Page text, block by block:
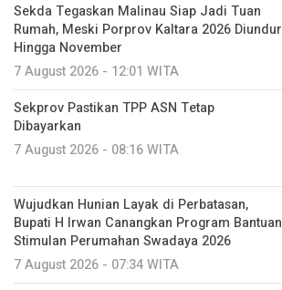
Sekda Tegaskan Malinau Siap Jadi Tuan
Rumah, Meski Porprov Kaltara 2026 Diundur
Hingga November
7 August 2026 - 12:01 WITA
Sekprov Pastikan TPP ASN Tetap
Dibayarkan
7 August 2026 - 08:16 WITA
Wujudkan Hunian Layak di Perbatasan,
Bupati H Irwan Canangkan Program Bantuan
Stimulan Perumahan Swadaya 2026
7 August 2026 - 07:34 WITA